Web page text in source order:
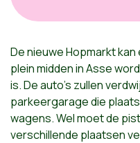
De nieuwe Hopmarkt
plein midden in Asse
is. De auto's zullen
parkeergarage die
wagens. Wel moet de
verschillende plaatsen